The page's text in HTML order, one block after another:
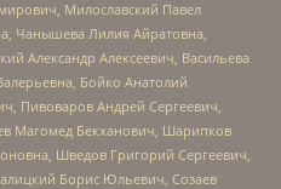
Милославский Павел
Чанышева Лилия Айратовна,
Александр Алексеевич, Васильева
Бойко Анатолий
Пивоваров Андрей Сергеевич,
Магомед Бекханович, Шарипков
Шведов Григорий Сергеевич,
Борис Юльевич, Созаев